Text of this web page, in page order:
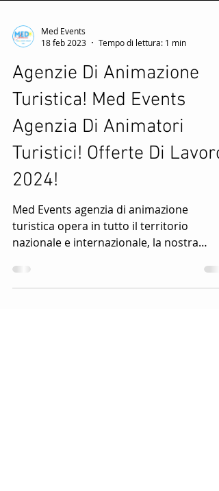
Med Events
18 feb 2023
Tempo di lettura: 1 min
Agenzie Di Animazione
Turistica! Med Events
Agenzia Di Animatori
Turistici! Offerte Di Lavoro
2024!
Med Events agenzia di animazione
turistica opera in tutto il territorio